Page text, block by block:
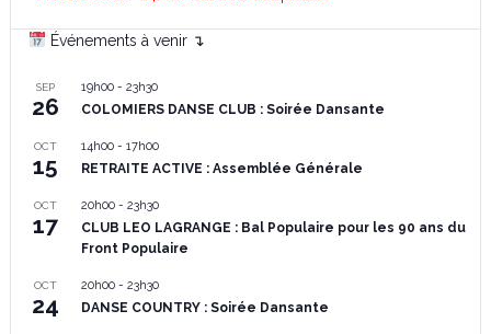
Événements à venir ↴
SEP
26
19h00- 23h30
COLOMIERS DANSE CLUB : Soirée Dansante
OCT
15
14h00- 17h00
RETRAITE ACTIVE : Assemblée Générale
OCT
17
20h00- 23h30
CLUB LEO LAGRANGE : Bal Populaire pour les 90 ans du
Front Populaire
OCT
24
20h00- 23h30
DANSE COUNTRY : Soirée Dansante